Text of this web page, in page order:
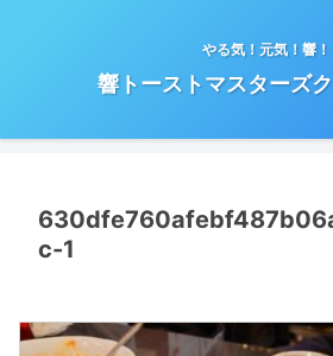
やる気！元気！響！
響トーストマスターズ
c-1